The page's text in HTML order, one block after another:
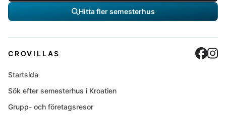
Hitta fler semesterhus
CROVILLAS
Startsida
Sök efter semesterhus i Kroatien
Grupp- och företagsresor